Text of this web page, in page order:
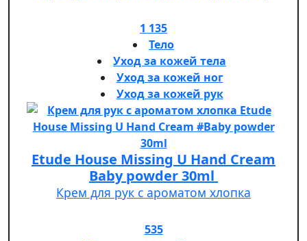
1 135
Тело
Уход за кожей тела
Уход за кожей ног
Уход за кожей рук
Etude House Missing U Hand Cream
Baby powder 30ml
Крем для рук с ароматом хлопка
535